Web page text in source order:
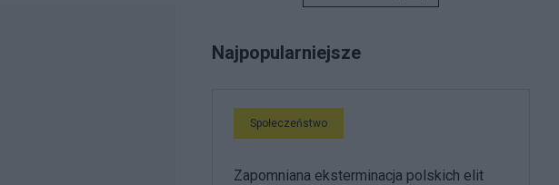
Najpopularniejsze
Społeczeństwo
Zapomniana eksterminacja polskich elit